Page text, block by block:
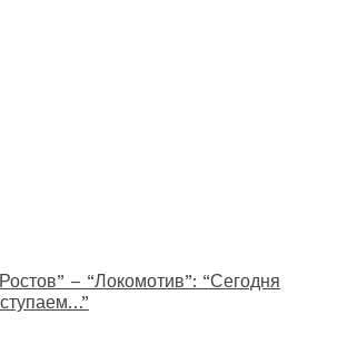
– “Локомотив”: “Сегодня